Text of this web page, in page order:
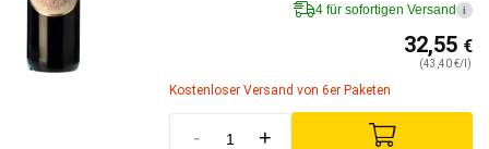
4 für sofortigen Versand i
32,55 €
(43,40 €/l)
Kostenloser Versand von 6er Paketen
- +